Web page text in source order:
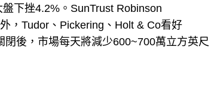
下挫4.2%。SunTrust Robinson
，Tudor、Pickering、Holt & Co看好
後，市場每天將減少600~700萬立方英尺